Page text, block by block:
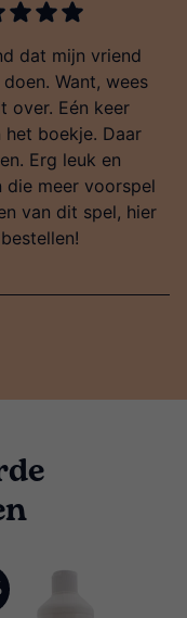
dat mijn vriend
Want, wees
over. Eén keer
boekje. Daar
Erg leuk en
die meer voorspel
van dit spel, hier